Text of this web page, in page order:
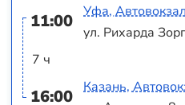
11:00
7 ч
16:00
Уфа,
ул. Рихарда
Казань,